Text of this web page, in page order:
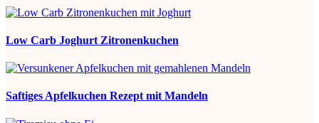
Low Carb Joghurt Zitronenkuchen
Saftiges Apfelkuchen Rezept mit Mandeln